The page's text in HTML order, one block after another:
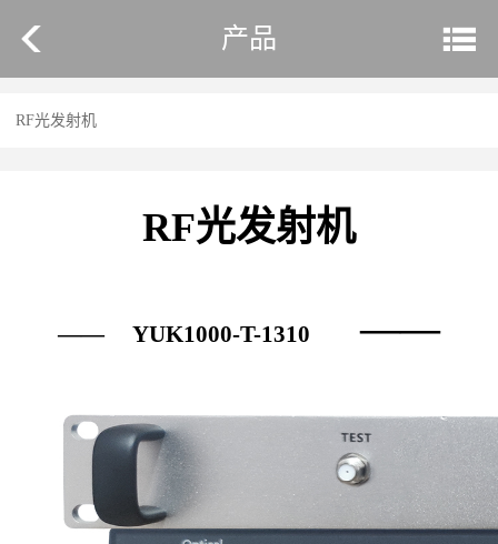
产品
RF光发射机
RF光发射机
—— YUK1000-T-1310 ——